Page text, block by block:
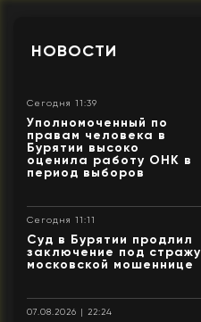
НОВОСТИ
Сегодня 11:39
Уполномоченный по
правам человека в
Бурятии высоко
оценила работу ОНК в
период выборов
Сегодня 11:11
Суд в Бурятии продлил
заключение под стражу
московской мошеннице
07.08.2026 | 22:24